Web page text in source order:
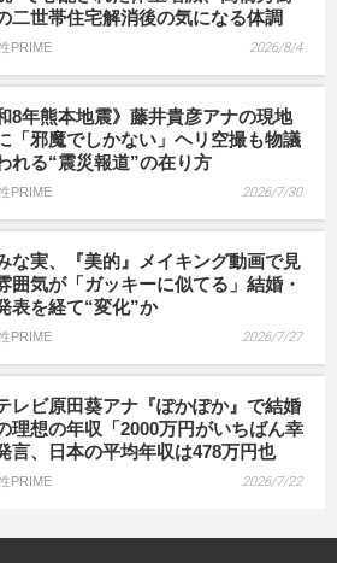
二世帯住宅解消後の気になる体調
PRIME 2026/8/4
8年熊本地震》藤井貴彦アナの現地
「邪魔でしかない」ヘリ空撮も物議
れる“震災報道”の在り方
PRIME 2026/7/30
な実、『美的』メイキング動画で見
囲気が「ガッキーに似てる」結婚・
表を経て“変化”か
PRIME 2026/7/27
レビ原田葵アナ『ぽかぽか』で結婚
理想の年収「2000万円がいちばん幸
言、日本の平均年収は478万円也
PRIME 2026/7/22